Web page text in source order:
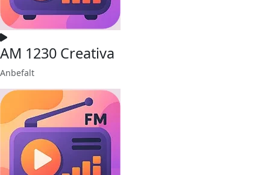
AM 1230 Creativa
Anbefalt